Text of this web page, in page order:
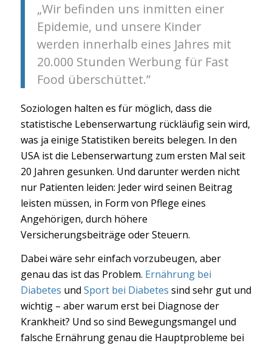
„Wir befinden uns inmitten einer
Epidemie, und unsere Kinder
werden innerhalb eines Jahres mit
20.000 Stunden Werbung für Fast
Food überschüttet.”
Soziologen halten es für möglich, dass die
statistische Lebenserwartung rückläufig sein wird,
was ja einige Statistiken bereits belegen. In den
USA ist die Lebenserwartung zum ersten Mal seit
20 Jahren gesunken. Und darunter werden nicht
nur Patienten leiden: Jeder wird seinen Beitrag
leisten müssen, in Form von Pflege eines
Angehörigen, durch höhere
Versicherungsbeiträge oder Steuern.
Dabei wäre sehr einfach vorzubeugen, aber
genau das ist das Problem. Ernährung bei
Diabetes und Sport bei Diabetes sind sehr gut und
wichtig – aber warum erst bei Diagnose der
Krankheit? Und so sind Bewegungsmangel und
falsche Ernährung genau die Hauptprobleme bei